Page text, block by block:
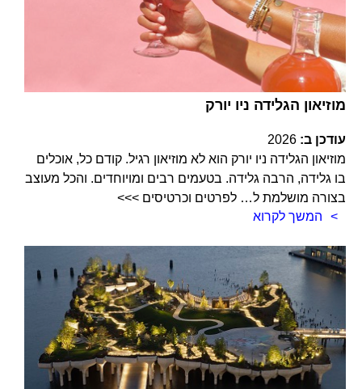
מוזיאון הגלידה ניו יורק
עודכן ב: 2026
מוזיאון הגלידה ניו יורק הוא לא מוזיאון רגיל. קודם כל, אוכלים
בו גלידה, הרבה גלידה. בטעמים רבים ומויוחדים. והכל מעוצב
בצורה מושלמת ל… לפרטים וכרטיסים >>>
המשך לקרוא